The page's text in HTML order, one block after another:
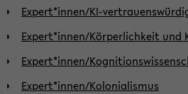
Expert*innen/KI-
Expert*innen/Körperlichkeit und
Expert*innen/
Expert*innen/Kolonialismus